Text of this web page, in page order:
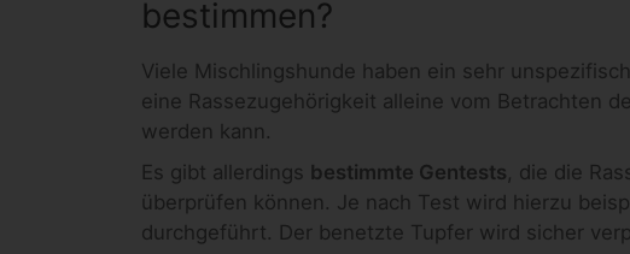
bestimmen?
Viele Mischlingshunde haben ein sehr
eine Rassezugehörigkeit alleine vom Betrachten
werden kann.
Es gibt allerdings bestimmte Gentests , die die
überprüfen können. Je nach Test wird hierzu
durchgeführt. Der benetzte Tupfer wird sicher